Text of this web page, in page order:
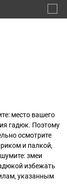
место вашего
гадюк. Поэтому
осмотрите
и палкой,
змеи
избежать
указанным